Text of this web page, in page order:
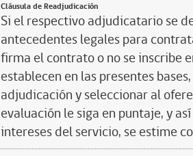
Cláusula de Readjudicación
Si el respectivo adjudicatario se
antecedentes legales para
firma el contrato o no se inscribe
establecen en las presentes
adjudicación y seleccionar al
evaluación le siga en puntaje, y
intereses del servicio, se estime